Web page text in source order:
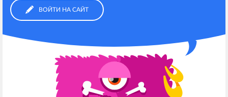
ВОЙТИ НА САЙТ